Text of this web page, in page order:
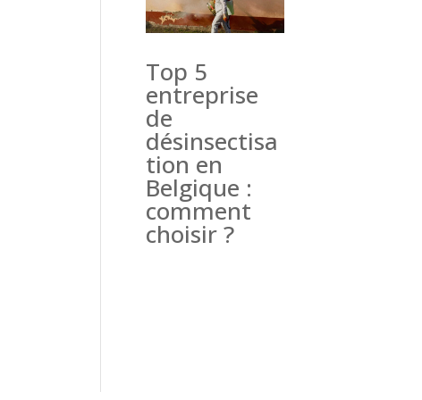
Top 5
entreprise
de
désinsectisa
tion en
Belgique :
comment
choisir ?